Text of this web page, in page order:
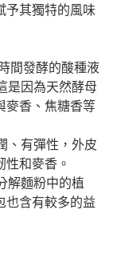
予其獨特的風味
間發酵的酸種液
是因為天然酵母
麥香、焦糖香等
、有彈性，外皮
和麥香。
解麵粉中的植
也含有較多的益